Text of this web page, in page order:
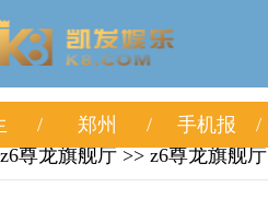
郑州 手机报
z6尊龙旗舰厅 >> z6尊龙旗舰厅